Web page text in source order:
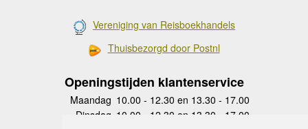
Vereniging van Reisboekhandels
Thuisbezorgd door Postnl
Openingstijden klantenservice
Maandag 10.00 - 12.30 en 13.30 - 17.00
Dinsdag 10.00 - 12.30 en 13.30 - 17.00